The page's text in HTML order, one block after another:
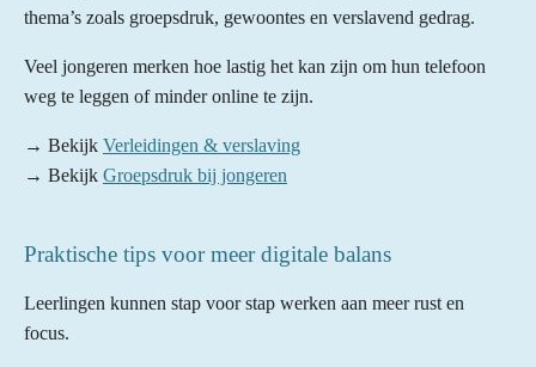
thema’s zoals groepsdruk, gewoontes en verslavend gedrag.
Veel jongeren merken hoe lastig het kan zijn om hun telefoon
weg te leggen of minder online te zijn.
→ Bekijk Verleidingen & verslaving
→ Bekijk Groepsdruk bij jongeren
Praktische tips voor meer digitale balans
Leerlingen kunnen stap voor stap werken aan meer rust en
focus.